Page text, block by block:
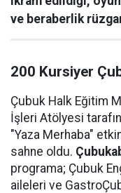
ve beraberlik
200 Kursiyer
Çubuk Halk Eğitim
İşleri Atölyesi
"Yaza Merhaba"
sahne oldu.
programa; Çubuk
aileleri ve